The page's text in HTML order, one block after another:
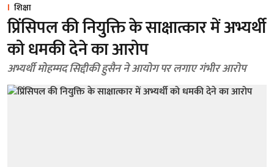
शिक्षा
प्रिंसिपल की नियुक्ति के साक्षात्कार में अभ्यर्थी
को धमकी देने का आरोप
अभ्यर्थी मोहम्मद सिद्दीकी हुसैन ने आयोग पर लगाए गंभीर आरोप